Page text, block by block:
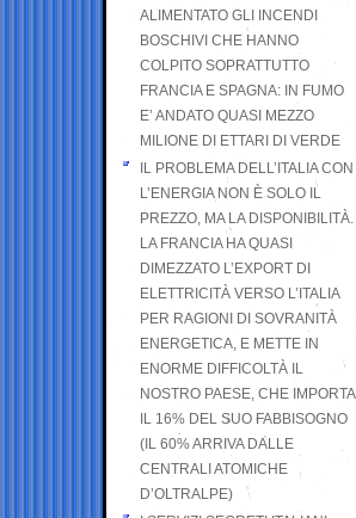
ALIMENTATO GLI INCENDI
BOSCHIVI CHE HANNO
COLPITO SOPRATTUTTO
FRANCIA E SPAGNA: IN FUMO
E’ ANDATO QUASI MEZZO
MILIONE DI ETTARI DI VERDE
IL PROBLEMA DELL’ITALIA CON
L’ENERGIA NON È SOLO IL
PREZZO, MA LA DISPONIBILITÀ.
LA FRANCIA HA QUASI
DIMEZZATO L’EXPORT DI
ELETTRICITÀ VERSO L’ITALIA
PER RAGIONI DI SOVRANITÀ
ENERGETICA, E METTE IN
ENORME DIFFICOLTÀ IL
NOSTRO PAESE, CHE IMPORTA
IL 16% DEL SUO FABBISOGNO
(IL 60% ARRIVA DALLE
CENTRALI ATOMICHE
D’OLTRALPE)